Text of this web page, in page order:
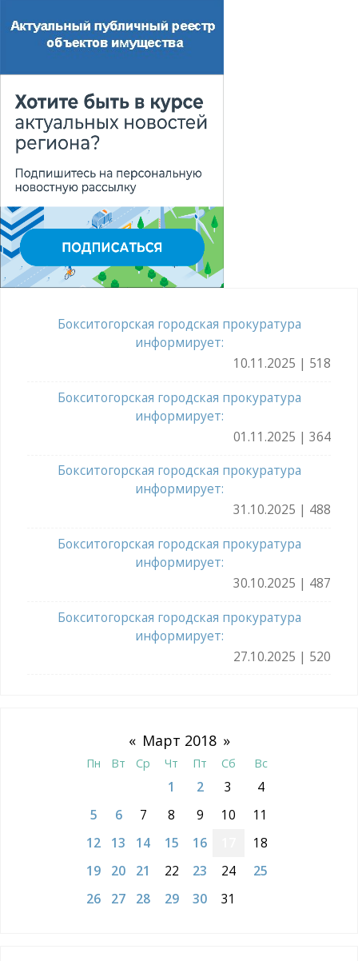
Бокситогорская городская прокуратура
информирует:
10.11.2025 | 518
Бокситогорская городская прокуратура
информирует:
01.11.2025 | 364
Бокситогорская городская прокуратура
информирует:
31.10.2025 | 488
Бокситогорская городская прокуратура
информирует:
30.10.2025 | 487
Бокситогорская городская прокуратура
информирует:
27.10.2025 | 520
« Март 2018 »
Пн Вт Ср Чт Пт Сб Вс
1 2 3
4
5
6 7 8 9 10
11
12
13 14 15 16
18
19
20 21 22 23 24
25
26
27 28 29 30 31